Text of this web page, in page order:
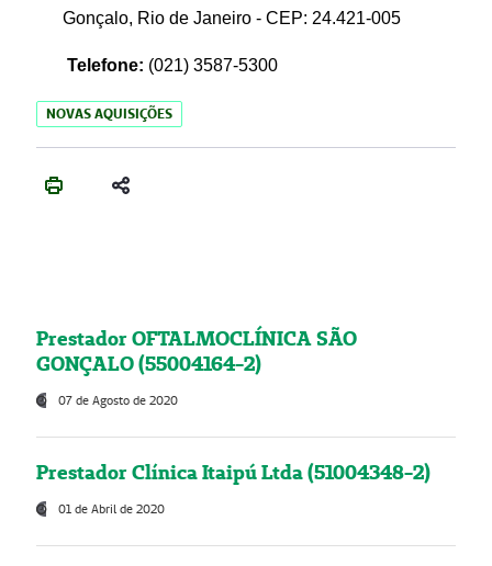
Gonçalo, Rio de Janeiro - CEP: 24.421-005
Telefone: (021) 3587-5300
NOVAS AQUISIÇÕES
Prestador OFTALMOCLÍNICA SÃO
GONÇALO (55004164-2)
07 de Agosto de 2020
Prestador Clínica Itaipú Ltda (51004348-2)
01 de Abril de 2020